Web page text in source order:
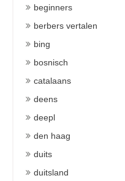
beginners
berbers vertalen
bing
bosnisch
catalaans
deens
deepl
den haag
duits
duitsland